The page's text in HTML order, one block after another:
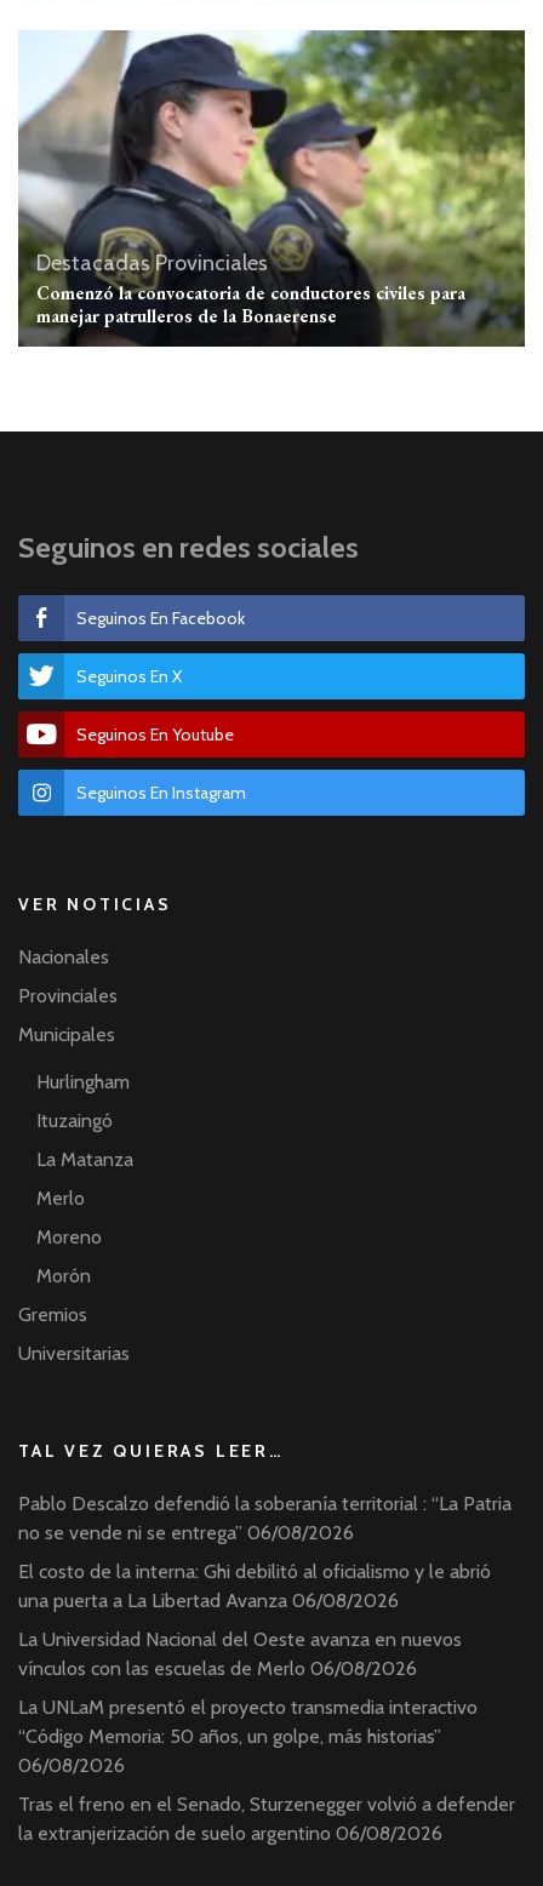
DestacadasProvinciales
Comenzó la convocatoria de conductores civiles para
manejar patrulleros de la Bonaerense
Seguinos en redes sociales
Seguinos En Facebook
Seguinos En X
Seguinos En Youtube
Seguinos En Instagram
VER NOTICIAS
Nacionales
Provinciales
Municipales
Hurlingham
Ituzaingó
La Matanza
Merlo
Moreno
Morón
Gremios
Universitarias
TAL VEZ QUIERAS LEER…
Pablo Descalzo defendió la soberanía territorial : “La Patria
no se vende ni se entrega” 06/08/2026
El costo de la interna: Ghi debilitó al oficialismo y le abrió
una puerta a La Libertad Avanza 06/08/2026
La Universidad Nacional del Oeste avanza en nuevos
vínculos con las escuelas de Merlo 06/08/2026
La UNLaM presentó el proyecto transmedia interactivo
“Código Memoria: 50 años, un golpe, más historias”
06/08/2026
Tras el freno en el Senado, Sturzenegger volvió a defender
la extranjerización de suelo argentino 06/08/2026